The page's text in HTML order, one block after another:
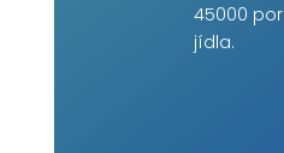
45000
jídla.